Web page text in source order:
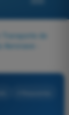
de
-